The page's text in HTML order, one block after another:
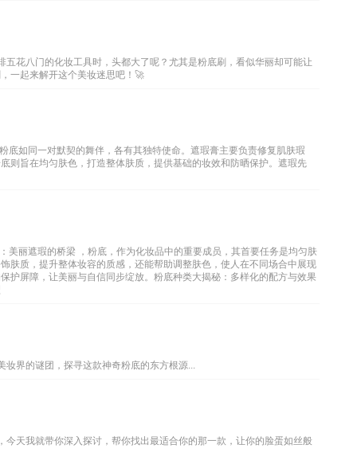
花八门的化妆工具时，头都大了呢？尤其是粉底刷，看似华丽却可能让
一起来解开这个美妆迷思吧！🚀
底如同一对默契的舞伴，各有其独特使命。遮瑕膏主要负责修复肌肤瑕
则旨在均匀肤色，打造整体肤质，提供基础的妆效和防晒保护。遮瑕先
美丽遮瑕的桥梁 ，粉底，作为化妆品中的重要成员，其首要任务是均匀肤
肤质，提升整体妆容的质感，还能帮助调整肤色，使人在不同场合中展现
护屏障，让美丽与自信同步绽放。粉底种类大揭秘：多样化的配方与效果
界的谜团，探寻这款神奇粉底的东方根源...
天我就带你深入探讨，帮你找出最适合你的那一款，让你的脸蛋如丝般